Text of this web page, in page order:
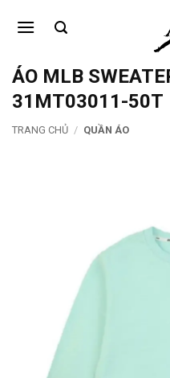
qua
dungÁO MLB
31MT03011-50T
TRANG CHỦ / QUẦN ÁO